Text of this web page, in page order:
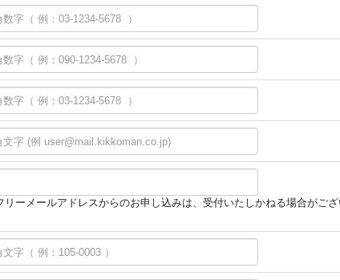
ーメールアドレスからのお申し込みは、受付いたしかねる場合がご